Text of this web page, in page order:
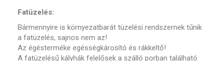
Fatüzelés:
Bármennyire is környezatbarát tüzelési rendszernek tűnik
a fatüzelés, sajnos nem az!
Az égésterméke egésségkárosító és rákkeltő!
A fatüzelésű kályhák felelősek a szálló porban található